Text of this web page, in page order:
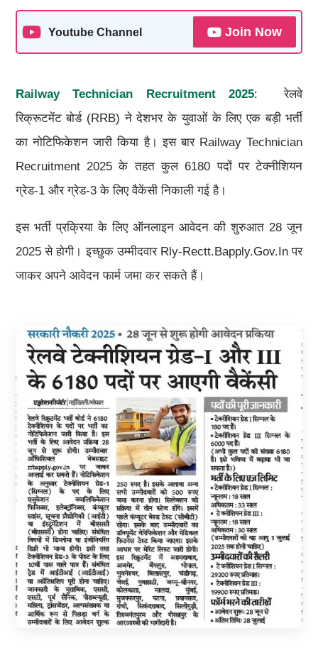
Youtube Channel Join Now
Railway Technician Recruitment 2025: रेलवे
रिक्रूटमेंट बोर्ड (RRB) ने देशभर के युवाओं के लिए एक बड़ी भर्ती
का नोटिफिकेशन जारी किया है। इस बार Railway Technician
Recruitment 2025 के तहत कुल 6180 पदों पर टेक्नीशियन
ग्रेड-1 और ग्रेड-3 के लिए वैकेंसी निकाली गई है।
इस भर्ती प्रक्रिया के लिए ऑनलाइन आवेदन की शुरुआत 28 जून
2025 से होगी। इच्छुक उम्मीदवार Rly-Rectt.bapply.gov.in पर
जाकर अपने आवेदन फार्म जमा कर सकते हैं।